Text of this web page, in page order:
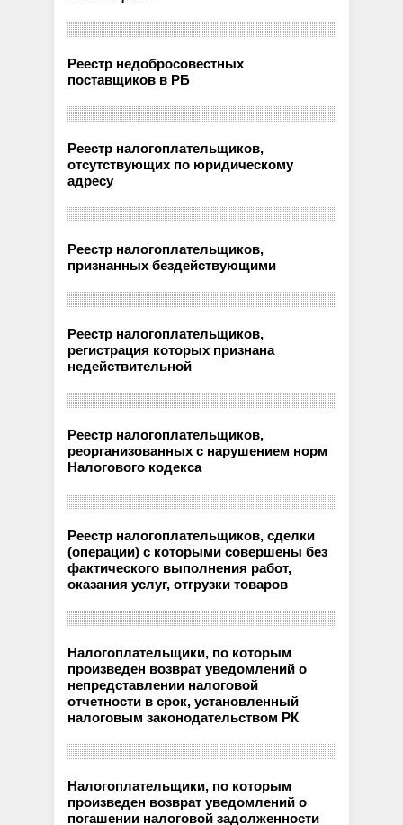
Реестр недобросовестных
поставщиков в РБ
Реестр налогоплательщиков,
отсутствующих по юридическому
адресу
Реестр налогоплательщиков,
признанных бездействующими
Реестр налогоплательщиков,
регистрация которых признана
недействительной
Реестр налогоплательщиков,
реорганизованных с нарушением норм
Налогового кодекса
Реестр налогоплательщиков, сделки
(операции) с которыми совершены без
фактического выполнения работ,
оказания услуг, отгрузки товаров
Налогоплательщики, по которым
произведен возврат уведомлений о
непредставлении налоговой
отчетности в срок, установленный
налоговым законодательством РК
Налогоплательщики, по которым
произведен возврат уведомлений о
погашении налоговой задолженности